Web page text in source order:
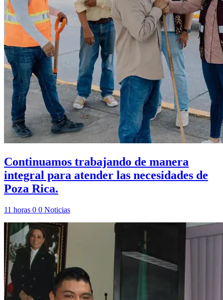
Continuamos trabajando de manera
integral para atender las necesidades de
Poza Rica.
11 horas 0 0 Noticias